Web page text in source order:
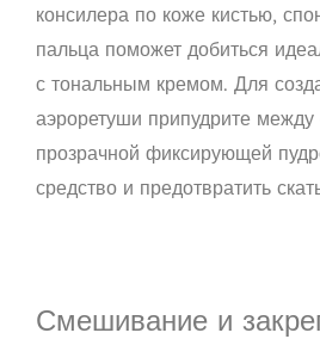
консилера по коже кистью,
пальца поможет добиться
с тональным кремом. Для
аэроретуши припудрите между
прозрачной фиксирующей
средство и предотвратить
Смешивание и